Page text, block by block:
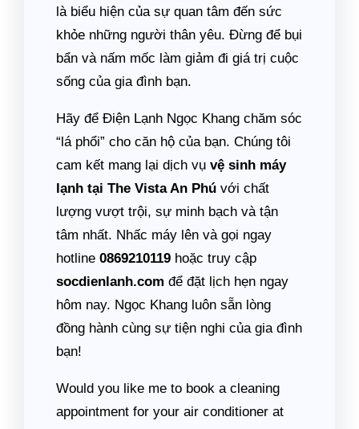
là biểu hiện của sự quan tâm đến sức
khỏe những người thân yêu. Đừng để bụi
bẩn và nấm mốc làm giảm đi giá trị cuộc
sống của gia đình bạn.
Hãy để Điện Lạnh Ngọc Khang chăm sóc
“lá phổi” cho căn hộ của bạn. Chúng tôi
cam kết mang lại dịch vụ vệ sinh máy
lạnh tại The Vista An Phú với chất
lượng vượt trội, sự minh bạch và tận
tâm nhất. Nhấc máy lên và gọi ngay
hotline 0869210119 hoặc truy cập
socdienlanh.com để đặt lịch hẹn ngay
hôm nay. Ngọc Khang luôn sẵn lòng
đồng hành cùng sự tiện nghi của gia đình
bạn!
Would you like me to book a cleaning
appointment for your air conditioner at